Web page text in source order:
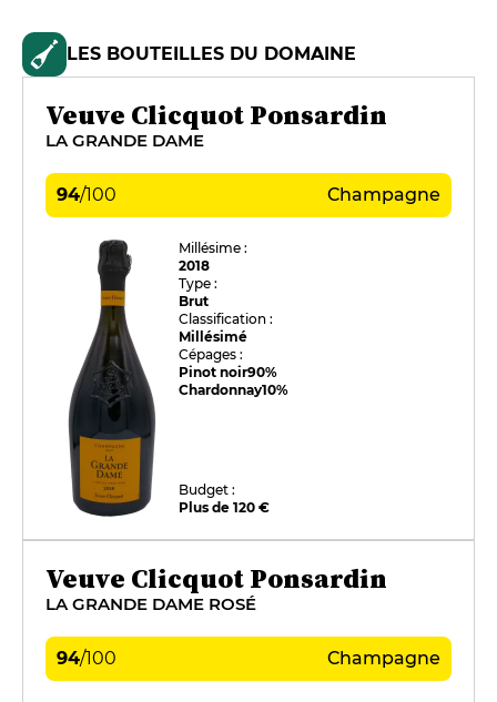
LES BOUTEILLES DU DOMAINE
Veuve Clicquot Ponsardin
LA GRANDE DAME
94/100 Champagne
Millésime :
2018
Type :
Brut
Classification :
Millésimé
Cépages :
Pinot noir90%
Chardonnay10%
Budget :
Plus de 120 €
Veuve Clicquot Ponsardin
LA GRANDE DAME ROSÉ
94/100 Champagne